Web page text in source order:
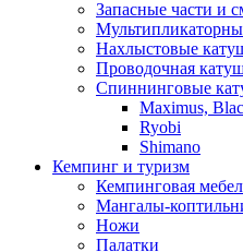
Запасные части и
Нахлыстовые
Проводочная
Спиннинговые
Maximus,
Ryobi
Shimano
Кемпинг и туризм
Кемпинговая
Мангалы-
Ножи
Палатки